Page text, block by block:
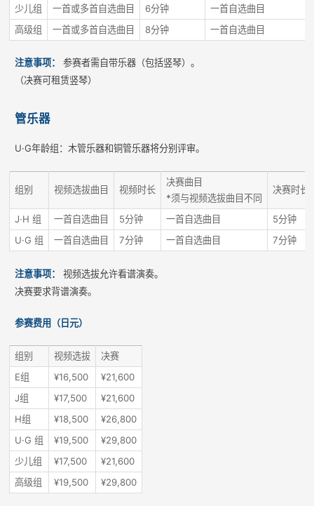
少儿组
一首或多首自选曲目 6分钟
一首自选曲目
高级组
一首或多首自选曲目 8分钟 一首自选曲目
注意事项：
参赛者需自带乐器（包括竖琴）。
（决赛可租赁竖琴）
管乐器
U·G年龄组：木管乐器和铜管乐器将分别评审。
组别 视频选拔曲目 视频时长
决赛曲目
*须与视频选拔曲目不同
决赛时长
J·H 组 一首自选曲目 5分钟 一首自选曲目
5分钟
U·G 组
一首自选曲目 7分钟 一首自选曲目 7分钟
注意事项：
视频选拔允许看谱演奏。
决赛要求背谱演奏。
参赛费用（日元）
组别 视频选拔
决赛
E组
¥16,500
¥21,600
J组
¥17,500
¥21,600
H组
¥18,500
¥26,800
U·G 组
¥19,500
¥29,800
少儿组
¥17,500
¥21,600
高级组
¥19,500 ¥29,800